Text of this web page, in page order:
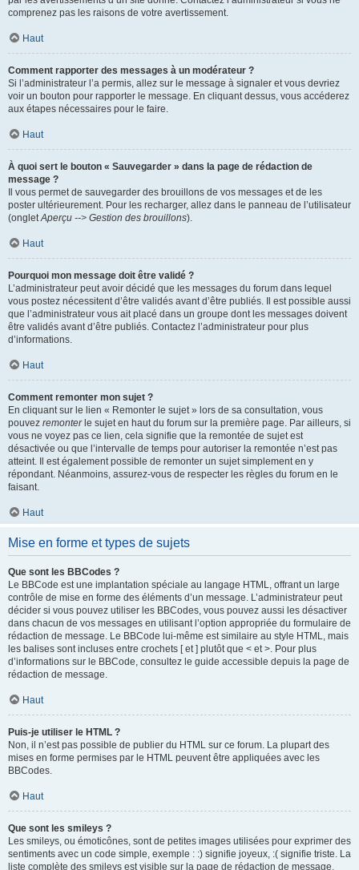
comprenez pas les raisons de votre avertissement.
Haut
Comment rapporter des messages à un modérateur ?
Si l’administrateur l’a permis, allez sur le message à signaler et vous devriez
voir un bouton pour rapporter le message. En cliquant dessus, vous accéderez
aux étapes nécessaires pour le faire.
Haut
À quoi sert le bouton « Sauvegarder » dans la page de rédaction de
message ?
Il vous permet de sauvegarder des brouillons de vos messages et de les
poster ultérieurement. Pour les recharger, allez dans le panneau de l’utilisateur
(ongletAperçu --> Gestion des brouillons).
Haut
Pourquoi mon message doit être validé ?
L’administrateur peut avoir décidé que les messages du forum dans lequel
vous postez nécessitent d’être validés avant d’être publiés. Il est possible aussi
que l’administrateur vous ait placé dans un groupe dont les messages doivent
être validés avant d’être publiés. Contactez l’administrateur pour plus
d’informations.
Haut
Comment remonter mon sujet ?
En cliquant sur le lien « Remonter le sujet » lors de sa consultation, vous
pouvez remonterle sujet en haut du forum sur la première page. Par ailleurs, si
vous ne voyez pas ce lien, cela signifie que la remontée de sujet est
désactivée ou que l’intervalle de temps pour autoriser la remontée n’est pas
atteint. Il est également possible de remonter un sujet simplement en y
répondant. Néanmoins, assurez-vous de respecter les règles du forum en le
faisant.
Haut
Mise en forme et types de sujets
Que sont les BBCodes ?
Le BBCode est une implantation spéciale au langage HTML, offrant un large
contrôle de mise en forme des éléments d’un message. L’administrateur peut
décider si vous pouvez utiliser les BBCodes, vous pouvez aussi les désactiver
dans chacun de vos messages en utilisant l’option appropriée du formulaire de
rédaction de message. Le BBCode lui-même est similaire au style HTML, mais
les balises sont incluses entre crochets [ et ] plutôt que < et >. Pour plus
d’informations sur le BBCode, consultez le guide accessible depuis la page de
rédaction de message.
Haut
Puis-je utiliser le HTML ?
Non, il n’est pas possible de publier du HTML sur ce forum. La plupart des
mises en forme permises par le HTML peuvent être appliquées avec les
BBCodes.
Haut
Que sont les smileys ?
Les smileys, ou émoticônes, sont de petites images utilisées pour exprimer des
sentiments avec un code simple, exemple : :) signifie joyeux, :( signifie triste. La
liste complète des smileys est visible sur la page de rédaction de message.